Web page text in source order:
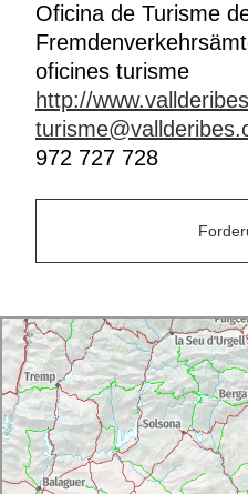
Oficina de Turisme
oficines turisme
http://
972 727 728